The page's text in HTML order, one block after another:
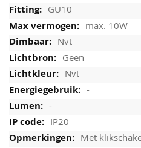
GU10
max. 10W
Nvt
Geen
Nvt
-
-
IP20
Met